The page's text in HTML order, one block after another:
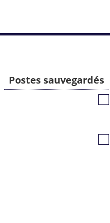
Postes sauvegardés